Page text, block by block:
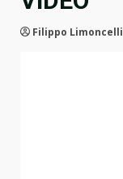
Filippo Limoncelli